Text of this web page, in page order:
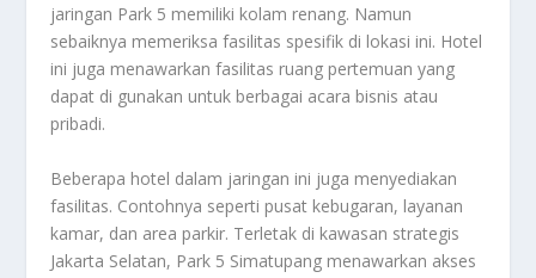
jaringan Park 5 memiliki kolam renang. Namun
sebaiknya memeriksa fasilitas spesifik di lokasi ini. Hotel
ini juga menawarkan fasilitas ruang pertemuan yang
dapat di gunakan untuk berbagai acara bisnis atau
pribadi.
Beberapa hotel dalam jaringan ini juga menyediakan
fasilitas. Contohnya seperti pusat kebugaran, layanan
kamar, dan area parkir. Terletak di kawasan strategis
Jakarta Selatan, Park 5 Simatupang menawarkan akses